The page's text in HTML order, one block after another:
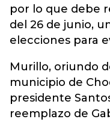
por lo que debe
del 26 de junio,
elecciones para
Murillo, oriundo
municipio de
presidente
reemplazo de